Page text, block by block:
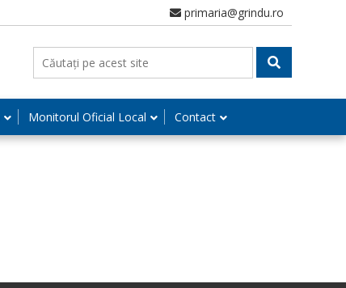
primaria@grindu.ro
Monitorul Oficial Local Contact